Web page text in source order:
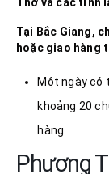
Tại Bắc Giang,
hoặc giao hàng
Một ngày có
khoảng 20
hàng.
Phương